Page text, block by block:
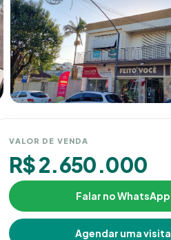
VALOR DE VENDA
R$ 2.650.000
Falar no WhatsApp
Agendar uma visita